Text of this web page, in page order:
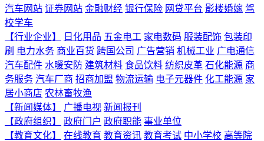
汽车网站 证券网站 金融财经 银行保险 网贷平台 影楼婚嫁 驾
校学车
【行业企业】
日化用品 五金电工 家电数码 服装配饰 包装印
刷 电力水务 商业百货 跨国公司 广告营销 机械工业 广电通信
汽车配件 水暖安防 建筑材料 食品饮料 纺织皮革 石化能源 商
务服务 汽车厂商 招商加盟 物流运输 电子元器件 化工能源 家
居小商店 农林畜牧渔
【新闻媒体】
广播电视 新闻报刊
【政府组织】
政府门户 政府职能 事业单位
【教育文化】
在线教育 教育资讯 教育考试 中小学校 高等院